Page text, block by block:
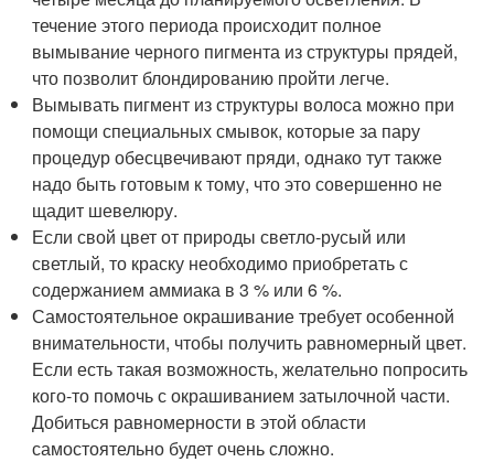
течение этого периода происходит полное
вымывание черного пигмента из структуры прядей,
что позволит блондированию пройти легче.
Вымывать пигмент из структуры волоса можно при
помощи специальных смывок, которые за пару
процедур обесцвечивают пряди, однако тут также
надо быть готовым к тому, что это совершенно не
щадит шевелюру.
Если свой цвет от природы светло-русый или
светлый, то краску необходимо приобретать с
содержанием аммиака в 3 % или 6 %.
Самостоятельное окрашивание требует особенной
внимательности, чтобы получить равномерный цвет.
Если есть такая возможность, желательно попросить
кого-то помочь с окрашиванием затылочной части.
Добиться равномерности в этой области
самостоятельно будет очень сложно.